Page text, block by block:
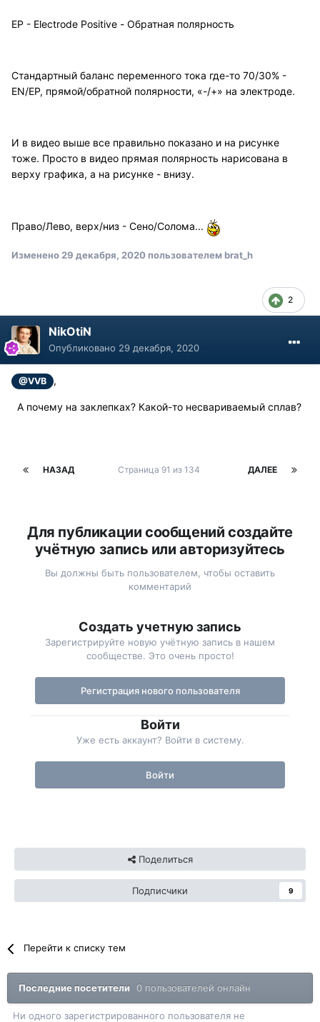
EP - Electrode Positive - Обратная полярность
Стандартный баланс переменного тока где-то 70/30% -
EN/EP, прямой/обратной полярности, «-/+» на электроде.
И в видео выше все правильно показано и на рисунке
тоже. Просто в видео прямая полярность нарисована в
верху графика, а на рисунке - внизу.
Право/Лево, верх/низ - Сено/Солома...
Изменено 29 декабря, 2020пользователем brat_h
2
NikOtiN
Опубликовано 29 декабря, 2020
@VVB ,
А почему на заклепках? Какой-то несвариваемый сплав?
НАЗАД ДАЛЕЕ
Страница 91 из 134
Для публикации сообщений создайте
учётную запись или авторизуйтесь
Вы должны быть пользователем, чтобы оставить
комментарий
Создать учетную запись
Зарегистрируйте новую учётную запись в нашем
сообществе. Это очень просто!
Регистрация нового пользователя
Войти
Уже есть аккаунт? Войти в систему.
Войти
Поделиться
Подписчики 9
Перейти к списку тем
Последние посетители 0 пользователей онлайн
Ни одного зарегистрированного пользователя не